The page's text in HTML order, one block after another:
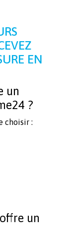
EN
un
?
choisir :
un